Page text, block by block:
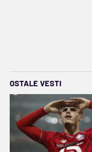
OSTALE VESTI